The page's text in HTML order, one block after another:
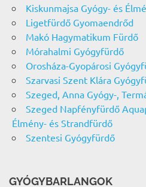
Kiskunmajsa Gyógy- és
Ligetfürdő Gyomaendrőd
Makó Hagymatikum Fürdő
Mórahalmi Gyógyfürdő
Orosháza-Gyopárosi
Szarvasi Szent Klára
Szeged, Anna Gyógy-,
Szeged Napfényfürdő
Élmény- és Strandfürdő
Szentesi Gyógyfürdő
GYÓGYBARLANGOK